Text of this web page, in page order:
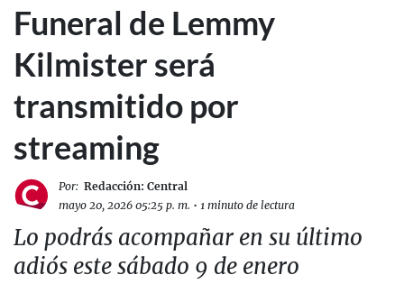
Funeral de Lemmy
Kilmister será
transmitido por
streaming
Por: Redacción: Central
mayo 20, 2026 05:25 p. m. • 1 minuto de lectura
Lo podrás acompañar en su último
adiós este sábado 9 de enero